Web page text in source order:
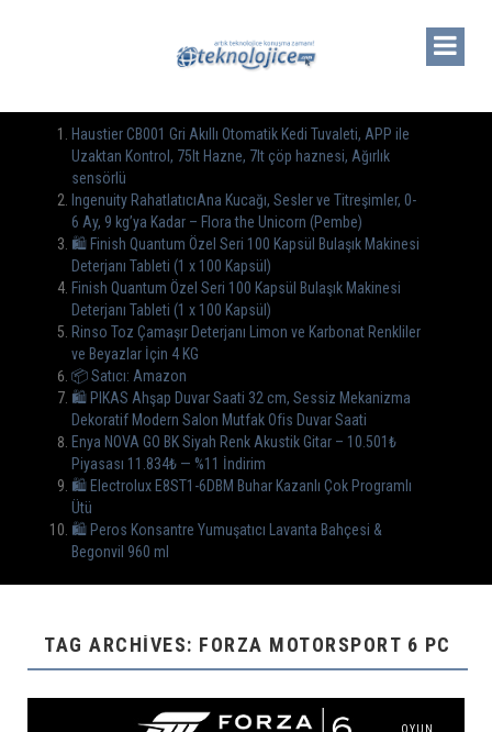
Haustier CB001 Gri Akıllı Otomatik Kedi Tuvaleti, APP ile
Uzaktan Kontrol, 75lt Hazne, 7lt çöp haznesi, Ağırlık
sensörlü
Ingenuity RahatlatıcıAna Kucağı, Sesler ve Titreşimler, 0-
6 Ay, 9 kg’ya Kadar – Flora the Unicorn (Pembe)
🛍️ Finish Quantum Özel Seri 100 Kapsül Bulaşık Makinesi
Deterjanı Tableti (1 x 100 Kapsül)
Finish Quantum Özel Seri 100 Kapsül Bulaşık Makinesi
Deterjanı Tableti (1 x 100 Kapsül)
Rinso Toz Çamaşır Deterjanı Limon ve Karbonat Renkliler
ve Beyazlar İçin 4 KG
📦 Satıcı: Amazon
🛍️ PIKAS Ahşap Duvar Saati 32 cm, Sessiz Mekanizma
Dekoratif Modern Salon Mutfak Ofis Duvar Saati
Enya NOVA GO BK Siyah Renk Akustik Gitar – 10.501₺
Piyasası 11.834₺ — %11 İndirim
🛍 Electrolux E8ST1-6DBM Buhar Kazanlı Çok Programlı
Ütü
🛍️ Peros Konsantre Yumuşatıcı Lavanta Bahçesi &
Begonvil 960 ml
TAG ARCHIVES: FORZA MOTORSPORT 6 PC
OYUN